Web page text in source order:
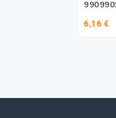
6,16 €